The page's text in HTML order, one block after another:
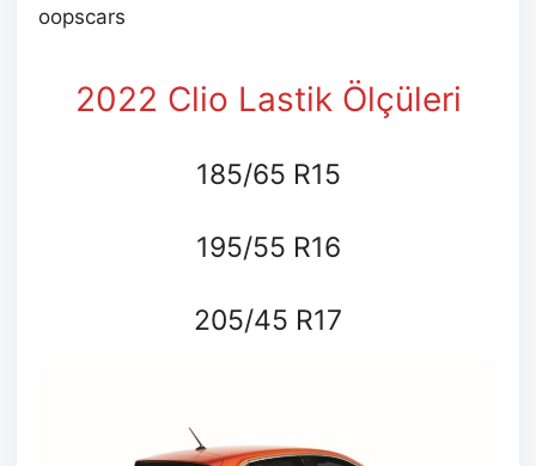
oopscars
2022 Clio Lastik Ölçüleri
185/65 R15
195/55 R16
205/45 R17